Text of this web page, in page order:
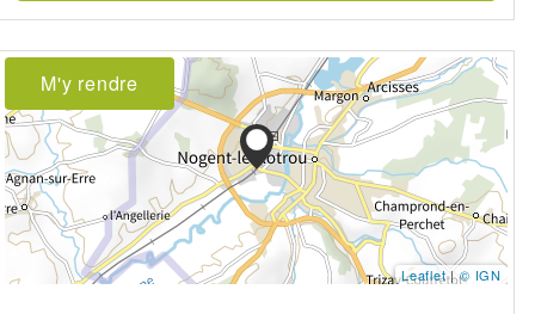
M'y rendre
Leaflet|© IGN